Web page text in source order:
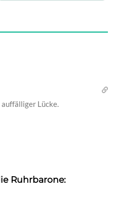
Lücke.
Ruhrbarone: